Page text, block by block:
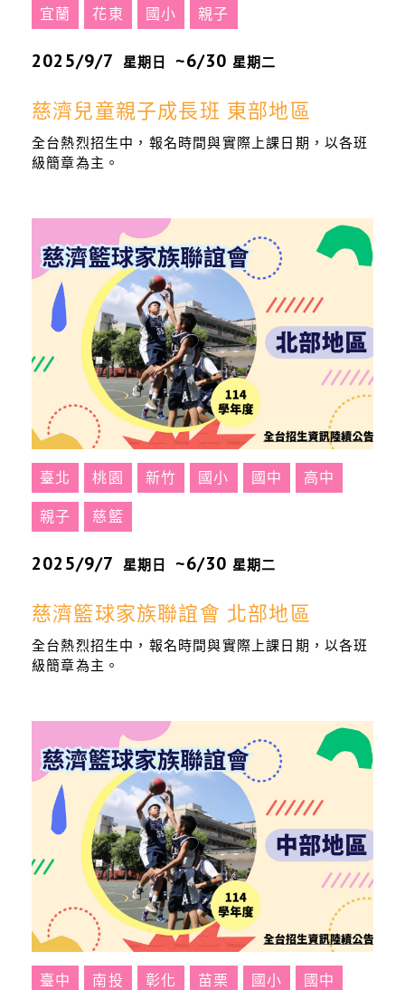
宜蘭 花東 國小 親子
2025/9/7 星期日 ~6/30 星期二
慈濟兒童親子成長班 東部地區
全台熱烈招生中，報名時間與實際上課日期，以各班
級簡章為主。
臺北 桃園 新竹 國小 國中 高中
親子 慈籃
2025/9/7 星期日 ~6/30 星期二
慈濟籃球家族聯誼會 北部地區
全台熱烈招生中，報名時間與實際上課日期，以各班
級簡章為主。
臺中 南投 彰化 苗栗 國小 國中